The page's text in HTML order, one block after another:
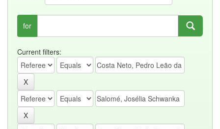
for
Current filters: